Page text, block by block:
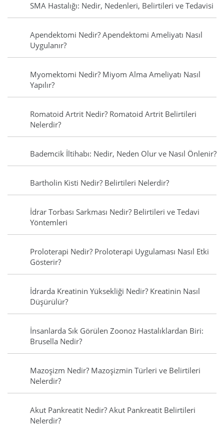
SMA Hastalığı: Nedir, Nedenleri, Belirtileri ve Tedavisi
Apendektomi Nedir? Apendektomi Ameliyatı Nasıl
Uygulanır?
Myomektomi Nedir? Miyom Alma Ameliyatı Nasıl
Yapılır?
Romatoid Artrit Nedir? Romatoid Artrit Belirtileri
Nelerdir?
Bademcik İltihabı: Nedir, Neden Olur ve Nasıl Önlenir?
Bartholin Kisti Nedir? Belirtileri Nelerdir?
İdrar Torbası Sarkması Nedir? Belirtileri ve Tedavi
Yöntemleri
Proloterapi Nedir? Proloterapi Uygulaması Nasıl Etki
Gösterir?
İdrarda Kreatinin Yüksekliği Nedir? Kreatinin Nasıl
Düşürülür?
İnsanlarda Sık Görülen Zoonoz Hastalıklardan Biri:
Brusella Nedir?
Mazoşizm Nedir? Mazoşizmin Türleri ve Belirtileri
Nelerdir?
Akut Pankreatit Nedir? Akut Pankreatit Belirtileri
Nelerdir?